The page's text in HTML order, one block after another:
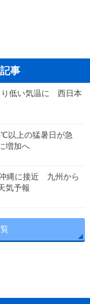
事
り低い気温に 西日本
以上の猛暑日が急
増加へ
縄に接近 九州から
気予報